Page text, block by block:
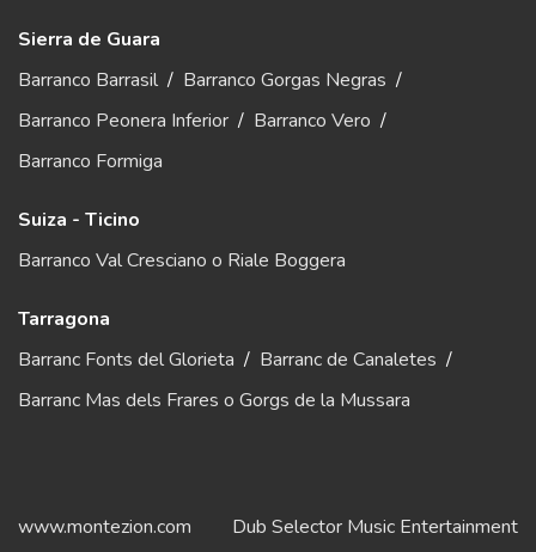
Sierra de Guara
Barranco Barrasil / Barranco Gorgas Negras /
Barranco Peonera Inferior / Barranco Vero /
Barranco Formiga
Suiza - Ticino
Barranco Val Cresciano o Riale Boggera
Tarragona
Barranc Fonts del Glorieta / Barranc de Canaletes /
Barranc Mas dels Frares o Gorgs de la Mussara
www.montezion.com Dub Selector Music Entertainment